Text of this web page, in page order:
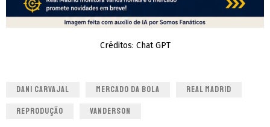
Créditos: Chat GPT
DANI CARVAJAL MERCADO DA BOLA REAL MADRID
REPRODUÇÃO VANDERSON